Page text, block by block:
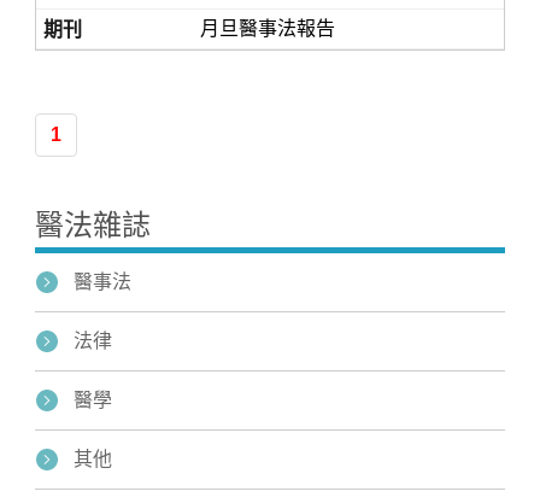
月旦醫事法報告
1
醫法雜誌
醫事法
法律
醫學
其他